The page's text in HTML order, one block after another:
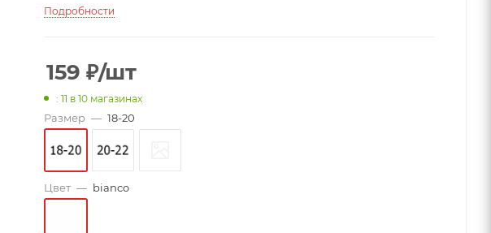
Подробности
159 ₽/шт
: 11 в 10 магазинах
Размер — 18-20
Цвет — bianco